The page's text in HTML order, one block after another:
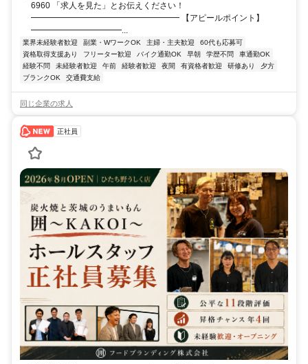
6960 「求人を見た」とお伝えください！
━━━━━━━━━━━━━━━━━━ 【アピールポイント】
━━━━━━━━━━━...
業界未経験者歓迎 副業・WワークOK 主婦・主夫歓迎
60代も応募可
資格取得支援あり
フリーター歓迎 バイク通勤OK 早朝 学歴不問
車通勤OK
経験不問
未経験者歓迎 午前 経験者歓迎 夜間 有資格者歓迎 研修あり
夕方
ブランクOK
交通費支給
同じ企業の求人
正社員